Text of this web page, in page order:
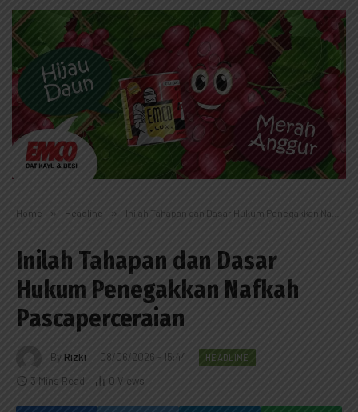
Home » Headline » Inilah Tahapan dan Dasar Hukum Penegakkan Nafkah Pascaperceraian
Inilah Tahapan dan Dasar
Hukum Penegakkan Nafkah
Pascaperceraian
By Rizki 08/06/2026 - 15:44 HEADLINE
3 Mins Read 0 Views